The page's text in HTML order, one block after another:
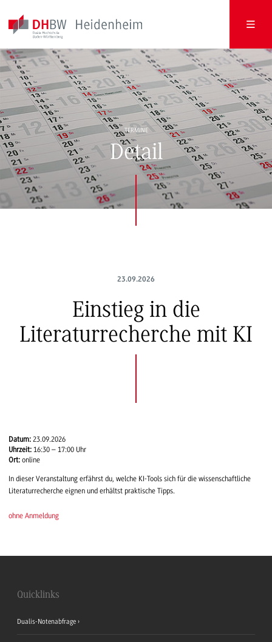
TERMINE
Detail
23.09.2026
Einstieg in die
Literaturrecherche mit KI
Datum: 23.09.2026
Uhrzeit: 16:30 – 17:00 Uhr
Ort: online
In dieser Veranstaltung erfährst du, welche KI-Tools sich für die wissenschaftliche
Literaturrecherche eignen und erhältst praktische Tipps.
ohne Anmeldung
Quicklinks
Dualis-Notenabfrage